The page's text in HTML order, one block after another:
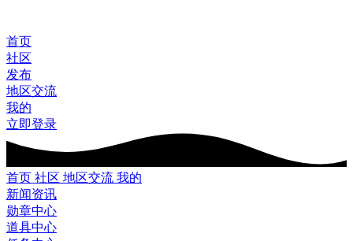
首页
社区
发布
地区交流
我的
立即登录
首页 社区 地区交流 我的
新闻资讯
勋章中心
道具中心